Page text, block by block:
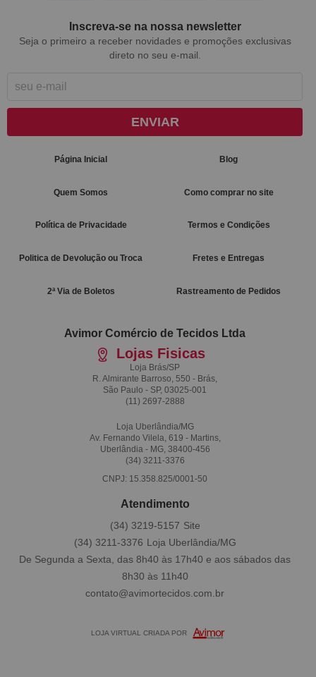
Inscreva-se na nossa newsletter
Seja o primeiro a receber novidades e promoções exclusivas
direto no seu e-mail.
ENVIAR
Página Inicial Blog
Quem Somos Como comprar no site
Política de Privacidade Termos e Condições
Politica de Devolução ou Troca Fretes e Entregas
2ª Via de Boletos Rastreamento de Pedidos
Avimor Comércio de Tecidos Ltda
Lojas Fisicas
Loja Brás/SP
R. Almirante Barroso, 550 - Brás,
São Paulo - SP, 03025-001
(11) 2697-2888
Loja Uberlândia/MG
Av. Fernando Vilela, 619 - Martins,
Uberlândia - MG, 38400-456
(34) 3211-3376
CNPJ: 15.358.825/0001-50
Atendimento
(34) 3211-3376
(34) 3219-5157
De Segunda a Sexta, das 8h40 às 17h40 e aos sábados das
8h30 às 11h40
contato@avimortecidos.com.br
LOJA VIRTUAL CRIADA POR